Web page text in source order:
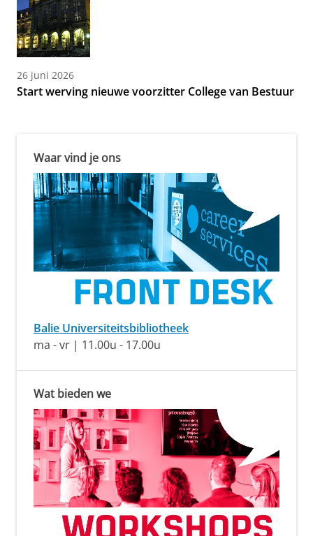
26 juni 2026
Start werving nieuwe voorzitter College van Bestuur
Waar vind je ons
Balie Universiteitsbibliotheek
ma - vr | 11.00u - 17.00u
Wat bieden we